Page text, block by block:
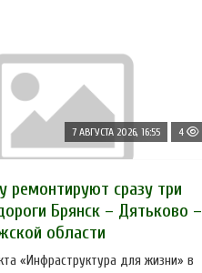
7 АВГУСТА 2026, 16:55 4
ремонтируют сразу три
Брянск – Дятьково –
области
«Инфраструктура для жизни» в